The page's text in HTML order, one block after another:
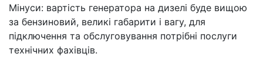
Мінуси: вартість генератора на дизелі буде вищою
за бензиновий, великі габарити і вагу, для
підключення та обслуговування потрібні послуги
технічних фахівців.